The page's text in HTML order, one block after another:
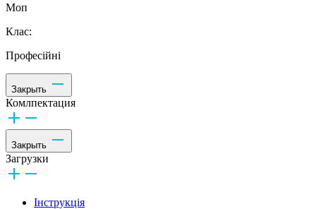
Моп
Клас:
Професійні
Закрыть
Комлпектация
Закрыть
Загрузки
Інструкція